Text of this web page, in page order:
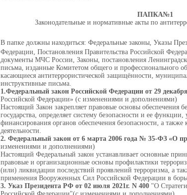
ПАПКА№1
Законодательные и нормативные акты по
В папке должны находиться: Федеральные законы, Указы
Федерации, Постановления Правительства Российской
документы МЧС России, Законы, постановления
письма, изданные Комитетом общего и профессионального
касающиеся антитеррористической защищённости,
инструктивные письма.
1.Федеральный закон Российской Федерации от 29
Российской Федерации» (с изменениями и дополнениями)
Настоящий Закон закрепляет правовые основы обеспечения
государства, определяет систему безопасности и ее
финансирования органов обеспечения безопасности, а также
деятельности.
2. Федеральный закон от 6 марта 2006 года № 35-ФЗ «О
изменениями и дополнениями)
Настоящий Федеральный закон устанавливает основные
правовые и организационные основы профилактики
(или) ликвидации последствий проявлений терроризма, а
применения Вооруженных Сил Российской Федерации в
3. Указ Президента РФ от 02 июля 2021г. N 400 "О